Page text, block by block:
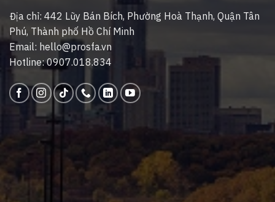
Địa chỉ: 442 Lũy Bán Bích, Phường Hoà Thạnh, Quận Tân
Phú, Thành phố Hồ Chí Minh
Email: hello@prosfa.vn
Hotline: 0907.018.834